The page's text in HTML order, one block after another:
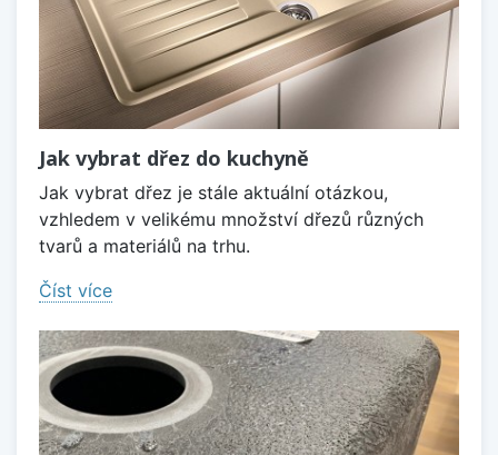
Jak vybrat dřez do kuchyně
Jak vybrat dřez je stále aktuální otázkou,
vzhledem v velikému množství dřezů různých
tvarů a materiálů na trhu.
Číst více